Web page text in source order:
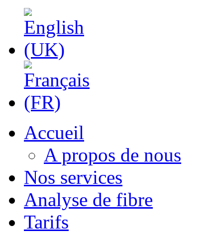
Accueil
A propos de nous
Nos services
Analyse de fibre
Tarifs